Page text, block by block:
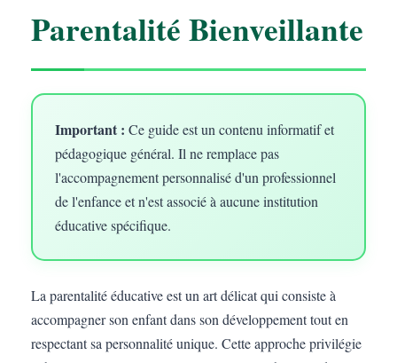
Parentalité Bienveillante
Important : Ce guide est un contenu informatif et
pédagogique général. Il ne remplace pas
l'accompagnement personnalisé d'un professionnel
de l'enfance et n'est associé à aucune institution
éducative spécifique.
La parentalité éducative est un art délicat qui consiste à
accompagner son enfant dans son développement tout en
respectant sa personnalité unique. Cette approche privilégie